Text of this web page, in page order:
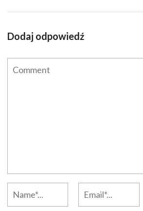
Dodaj odpowiedź